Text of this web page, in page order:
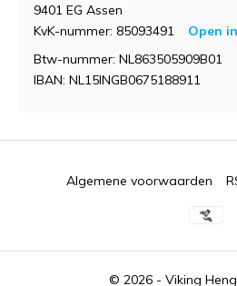
9401 EG Assen
KvK-nummer: 85093491
Open
Btw-nummer: NL863505909B01
IBAN: NL15INGB0675188911
© 2026 - Viking
Algemene voorwaarden